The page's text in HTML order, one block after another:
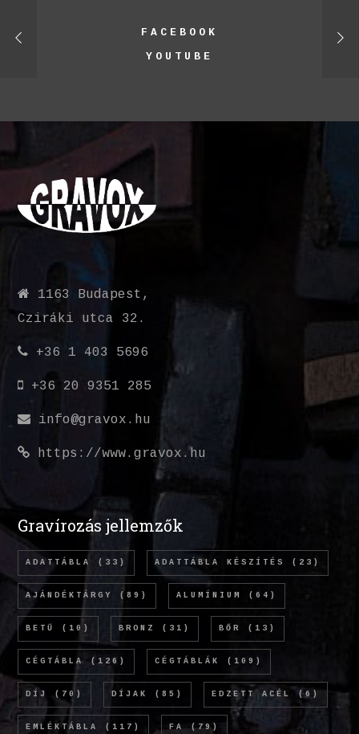
FACEBOOK
YOUTUBE
1163 Budapest,
Cziráki utca 32.
+36 1 403 5696
+36 20 9351 285
info@gravox.hu
https://www.gravox.hu
Gravírozás jellemzők
ADATTÁBLA (33) ADATTÁBLA KÉSZÍTÉS (23)
AJÁNDÉKTÁRGY (89) ALUMÍNIUM (64)
BETŰ (10) BRONZ (31) BŐR (13)
CÉGTÁBLA (126) CÉGTÁBLÁK (109)
DÍJ (70) DÍJAK (85) EDZETT ACÉL (6)
EMLÉKTÁBLA (117) FA (79)